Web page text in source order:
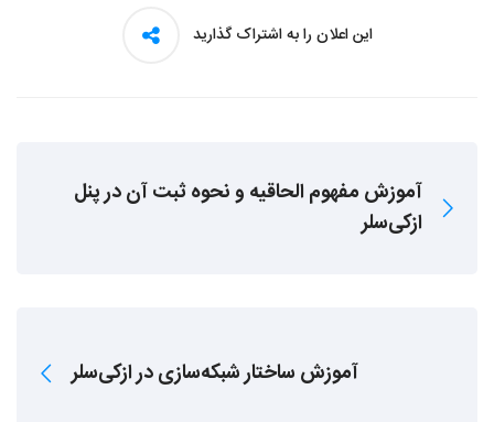
این اعلان را به اشتراک گذارید
آموزش مفهوم الحاقیه و نحوه ثبت آن در پنل
ازکی‌سلر
آموزش ساختار شبکه‌سازی در ازکی‌سلر